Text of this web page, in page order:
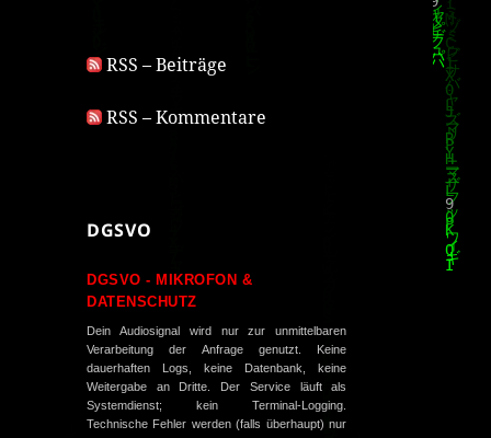
RSS – Beiträge
RSS – Kommentare
DGSVO
DGSVO - MIKROFON &
DATENSCHUTZ
Dein Audiosignal wird nur zur unmittelbaren
Verarbeitung der Anfrage genutzt. Keine
dauerhaften Logs, keine Datenbank, keine
Weitergabe an Dritte. Der Service läuft als
Systemdienst; kein Terminal-Logging.
Technische Fehler werden (falls überhaupt) nur